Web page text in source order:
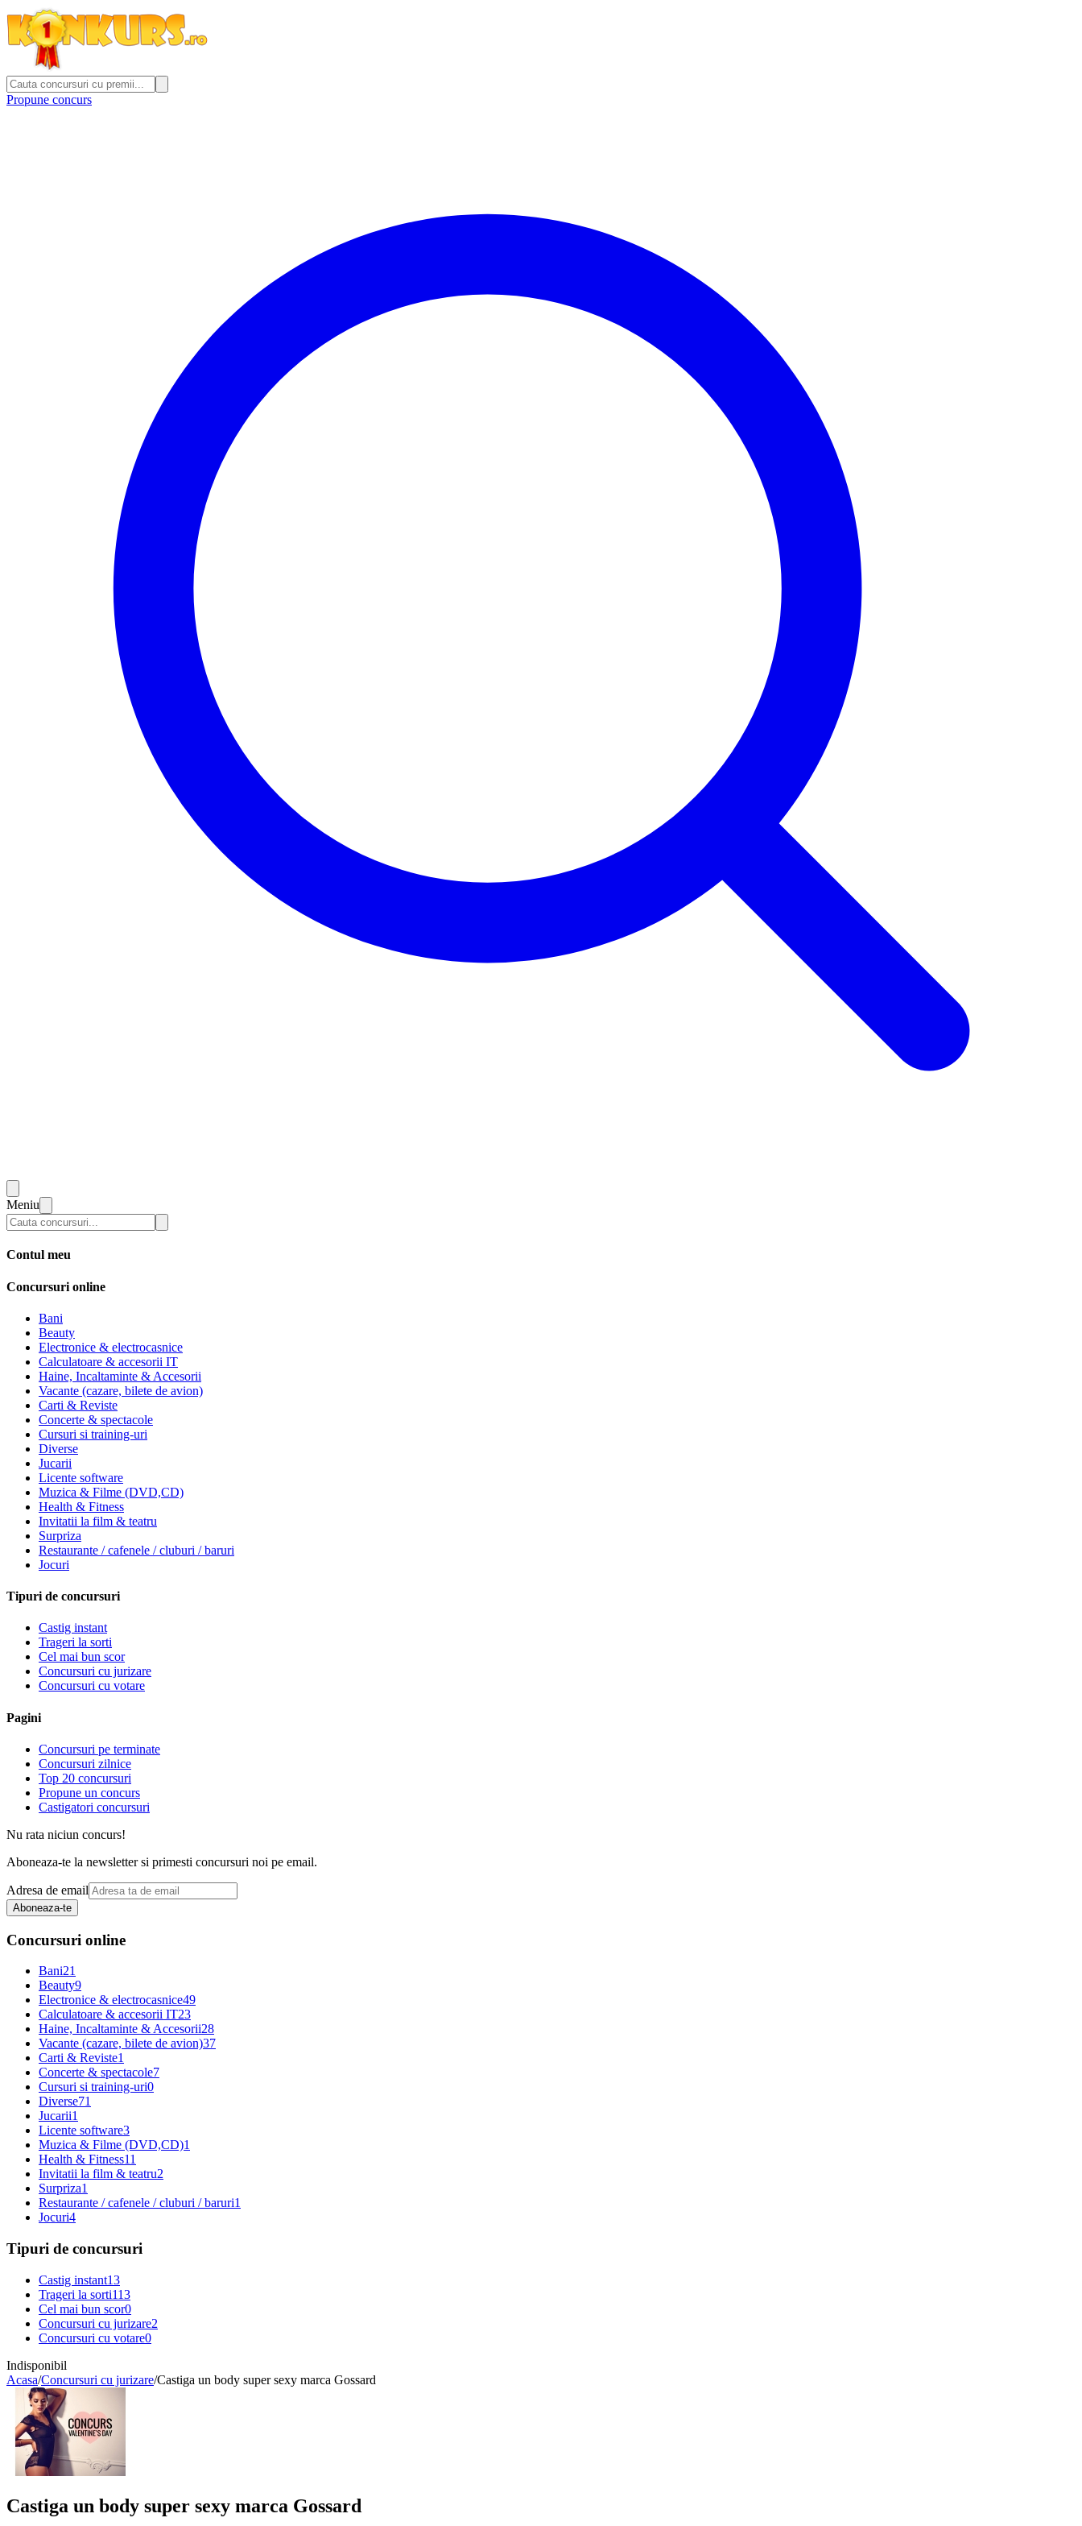
Propune concurs
Meniu
Contul meu
Concursuri online
Bani
Beauty
Electronice & electrocasnice
Calculatoare & accesorii IT
Haine, Incaltaminte & Accesorii
Vacante (cazare, bilete de avion)
Carti & Reviste
Concerte & spectacole
Cursuri si training-uri
Diverse
Jucarii
Licente software
Muzica & Filme (DVD,CD)
Health & Fitness
Invitatii la film & teatru
Surpriza
Restaurante / cafenele / cluburi / baruri
Jocuri
Tipuri de concursuri
Castig instant
Trageri la sorti
Cel mai bun scor
Concursuri cu jurizare
Concursuri cu votare
Pagini
Concursuri pe terminate
Concursuri zilnice
Top 20 concursuri
Propune un concurs
Castigatori concursuri
Nu rata niciun concurs!
Aboneaza-te la newsletter si primesti concursuri noi pe email.
Adresa de email
Aboneaza-te
Concursuri online
Bani21
Beauty9
Electronice & electrocasnice49
Calculatoare & accesorii IT23
Haine, Incaltaminte & Accesorii28
Vacante (cazare, bilete de avion)37
Carti & Reviste1
Concerte & spectacole7
Cursuri si training-uri0
Diverse71
Jucarii1
Licente software3
Muzica & Filme (DVD,CD)1
Health & Fitness11
Invitatii la film & teatru2
Surpriza1
Restaurante / cafenele / cluburi / baruri1
Jocuri4
Tipuri de concursuri
Castig instant13
Trageri la sorti113
Cel mai bun scor0
Concursuri cu jurizare2
Concursuri cu votare0
Indisponibil
Acasa/Concursuri cu jurizare/Castiga un body super sexy marca Gossard
Castiga un body super sexy marca Gossard